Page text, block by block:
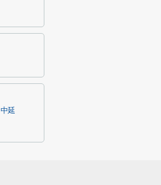
中延